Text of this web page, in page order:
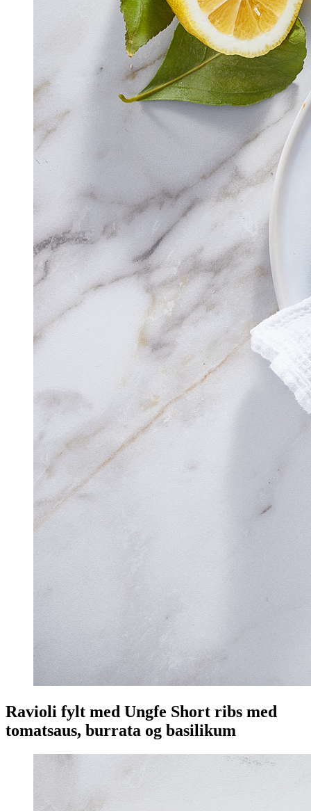
Ravioli fylt med Ungfe Short ribs med
tomatsaus, burrata og basilikum